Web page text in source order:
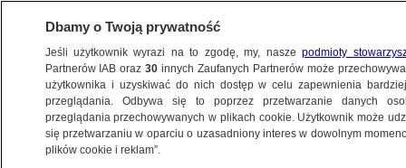
TVN24
Trzy filmy dokumentalne TVN WBD
Dbamy o Twoją prywatność
Jeśli użytkownik wyrazi na to zgodę, my, naszepodmioty
Partnerów IAB oraz30 innych Zaufanych Partnerów może
użytkownika i uzyskiwać do nich dostęp w celu zapewnienia
przeglądania. Odbywa się to poprzez przetwarzanie danych
przeglądania przechowywanych w plikach cookie. Użytkownik może
się przetwarzaniu w oparciu o uzasadniony interes w dowolnym
plików cookie i reklam”.